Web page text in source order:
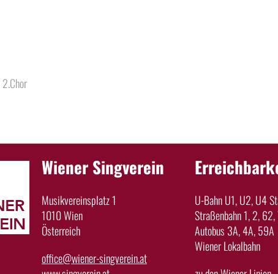
2.Chor
Wiener Singverein
Musikvereinsplatz 1
1010 Wien
Österreich
office@wiener-singverein.at
U-Bahn U1, U2, U4
Straßenbahn 1, 2, 62,
Autobus 3A, 4A, 59A
Wiener Lokalbahn